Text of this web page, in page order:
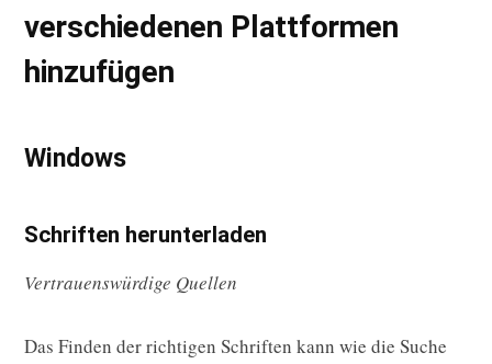
verschiedenen Plattformen
hinzufügen
Windows
Schriften herunterladen
Vertrauenswürdige Quellen
Das Finden der richtigen Schriften kann wie die Suche